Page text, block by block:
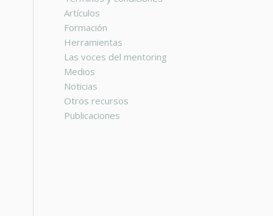
Artículos
Formación
Herramientas
Las voces del mentoring
Medios
Noticias
Otros recursos
Publicaciones